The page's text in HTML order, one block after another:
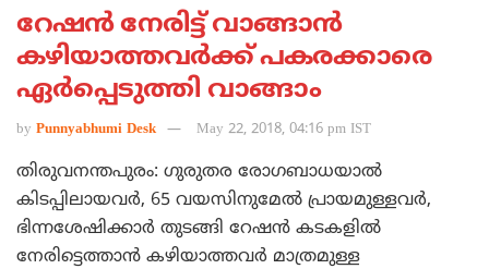
റേഷന്‍ നേരിട്ട് വാങ്ങാന്‍
കഴിയാത്തവര്‍ക്ക് പകരക്കാരെ
ഏര്‍പ്പെടുത്തി വാങ്ങാം
by Punnyabhumi Desk May 22, 2018, 04:16 pm IST
തിരുവനന്തപുരം: ഗുരുതര രോഗബാധയാല്‍
കിടപ്പിലായവര്‍, 65 വയസിനുമേല്‍ പ്രായമുള്ളവര്‍,
ഭിന്നശേഷിക്കാര്‍ തുടങ്ങി റേഷന്‍ കടകളില്‍
നേരിട്ടെത്താന്‍ കഴിയാത്തവര്‍ മാത്രമുള്ള